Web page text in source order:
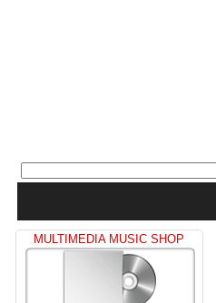
MULTIMEDIA MUSIC SHOP